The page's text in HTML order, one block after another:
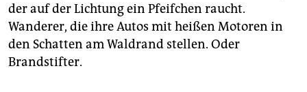
der auf der Lichtung ein Pfeifchen raucht.
Wanderer, die ihre Autos mit heißen Motoren in
den Schatten am Waldrand stellen. Oder
Brandstifter.